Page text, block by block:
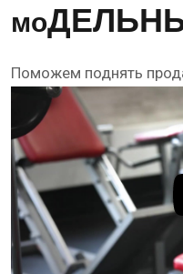
мо
Поможем поднять